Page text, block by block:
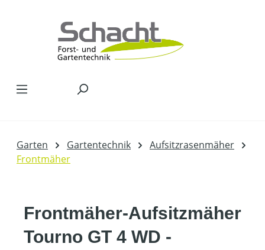
Garten Gartentechnik
Aufsitzrasenmäher
Frontmäher
Frontmäher-Aufsitzmäher
Tourno GT 4 WD -